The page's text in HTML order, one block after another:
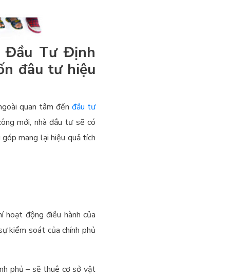
Đầu Tư Định
đâu tư hiệu
quan tâm đếnđầu tư
mới, nhà đầu tư sẽ có
mang lại hiệu quả tích
hoạt động điều hành của
kiểm soát của chính phủ
phủ – sẽ thuê cơ sở vật